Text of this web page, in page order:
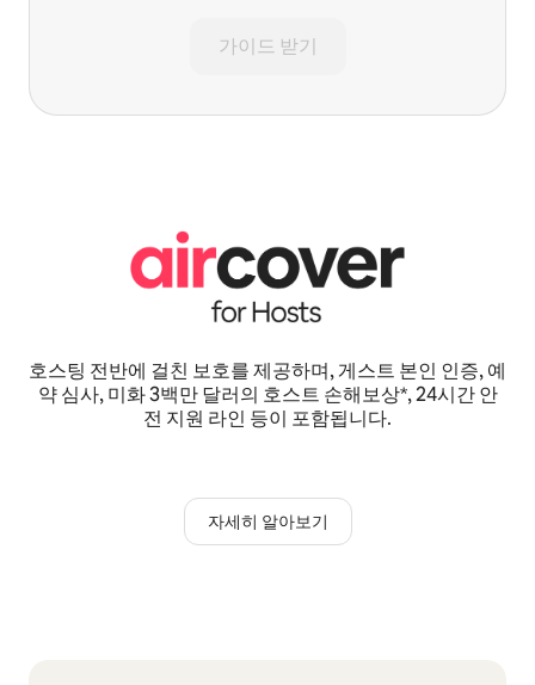
가이드 받기
호스팅 전반에 걸친 보호를 제공하며, 게스트 본인 인증, 예
약 심사, 미화 3백만 달러의 호스트 손해보상*, 24시간 안
전 지원 라인 등이 포함됩니다.
자세히 알아보기